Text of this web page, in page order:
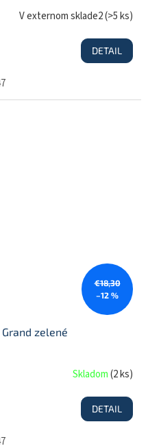
V externom sklade2(>5 ks)
DETAIL
€18,30
–12 %
zelené
Skladom(2 ks)
DETAIL